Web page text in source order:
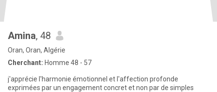
Amina, 48
Oran, Oran, Algérie
Cherchant: Homme 48 - 57
j'apprécie l'harmonie émotionnel et l'affection profonde
exprimées par un engagement concret et non par de simples